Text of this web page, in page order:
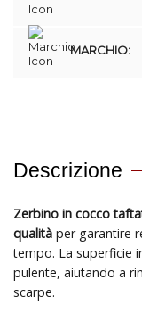
MARCHIO:
Descrizione
Zerbino in cocco
qualità per garantire
tempo. La superficie
pulente, aiutando a
scarpe.